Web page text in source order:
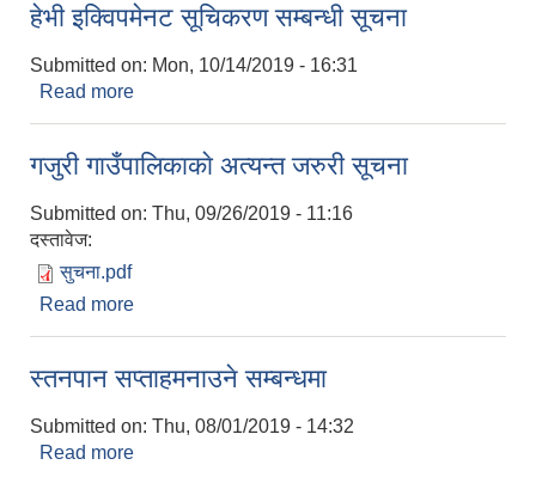
हेभी इक्विपमेनट सूचिकरण सम्बन्धी सूचना
Submitted on: Mon, 10/14/2019 - 16:31
Read more
गजुरी गाउँपालिकाकाे अत्यन्त जरुरी सूचना
Submitted on: Thu, 09/26/2019 - 11:16
दस्तावेज:
सुचना.pdf
Read more
स्तनपान सप्ताहमनाउने सम्बन्धमा
Submitted on: Thu, 08/01/2019 - 14:32
Read more